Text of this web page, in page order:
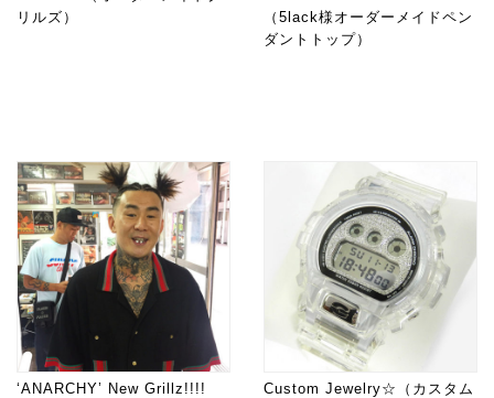
リルズ）
（5lack様オーダーメイドペン
ダントトップ）
‘ANARCHY’ New Grillz!!!!
Custom Jewelry☆（カスタム